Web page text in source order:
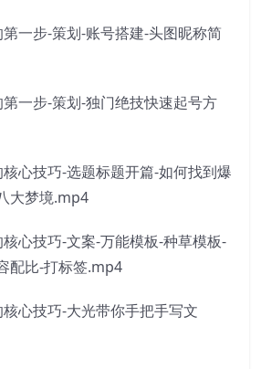
一步-策划-账号搭建-头图昵称简
一步-策划-独门绝技快速起号方
心技巧-选题标题开篇-如何找到爆
大梦境.mp4
心技巧-文案-万能模板-种草模板-
配比-打标签.mp4
心技巧-大光带你手把手写文